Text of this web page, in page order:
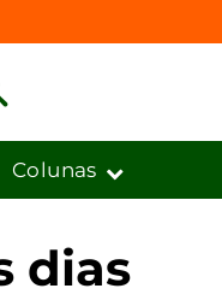
Colunas
dias